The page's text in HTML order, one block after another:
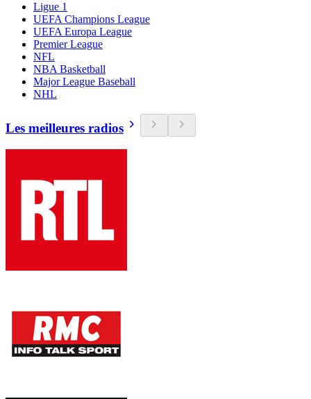
Ligue 1
UEFA Champions League
UEFA Europa League
Premier League
NFL
NBA Basketball
Major League Baseball
NHL
Les meilleures radios